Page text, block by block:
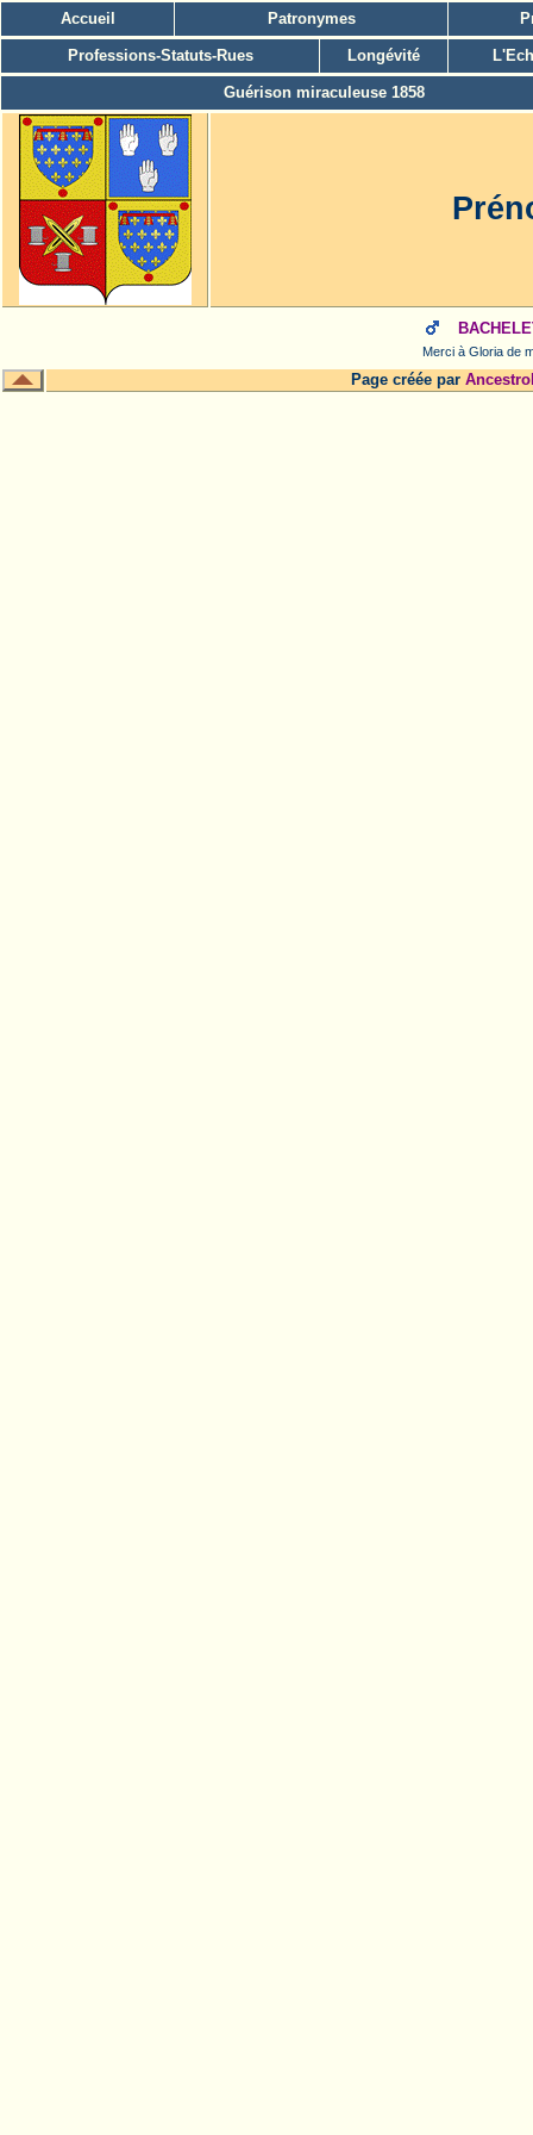
Accueil Patronymes
Professions-Statuts-Rues Longévité
Guérison miraculeuse 1858
Merci à Gloria de
Page créée par